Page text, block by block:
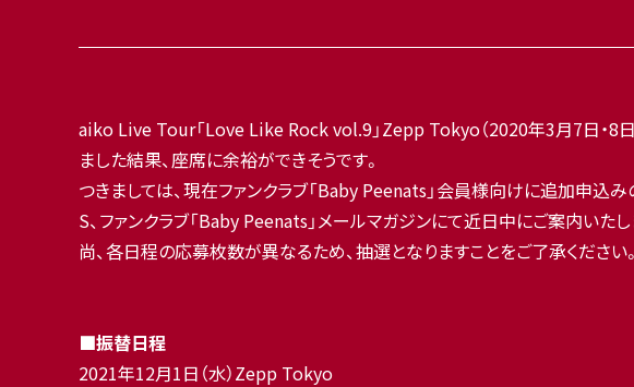
aiko Live Tour「Love Like Rock vol.9」Zepp Tokyo（2020年3月7日・8
ました結果、座席に余裕ができそうです。
つきましては、現在ファンクラブ「Baby Peenats」会員様向けに追加申
S、ファンクラブ「Baby Peenats」メールマガジンにて近日中にご案内いた
尚、各日程の応募枚数が異なるため、抽選となりますことをご了承ください。
■振替日程
2021年12月1日（水）Zepp Tokyo